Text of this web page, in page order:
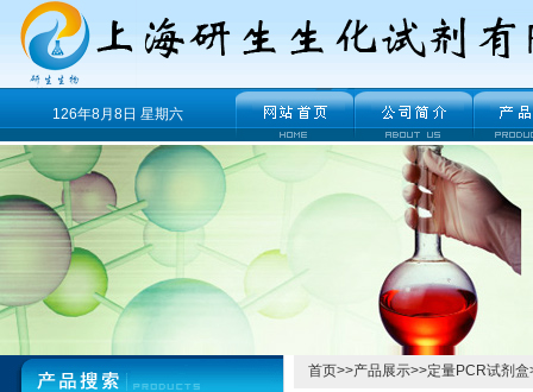
126年8月8日 星期六
首页>>产品展示>>定量PCR试剂盒